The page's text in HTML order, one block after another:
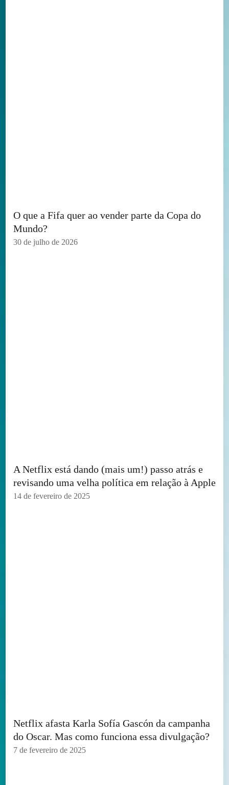
O que a Fifa quer ao vender parte da Copa do
Mundo?
30 de julho de 2026
A Netflix está dando (mais um!) passo atrás e
revisando uma velha política em relação à Apple
14 de fevereiro de 2025
Netflix afasta Karla Sofía Gascón da campanha
do Oscar. Mas como funciona essa divulgação?
7 de fevereiro de 2025